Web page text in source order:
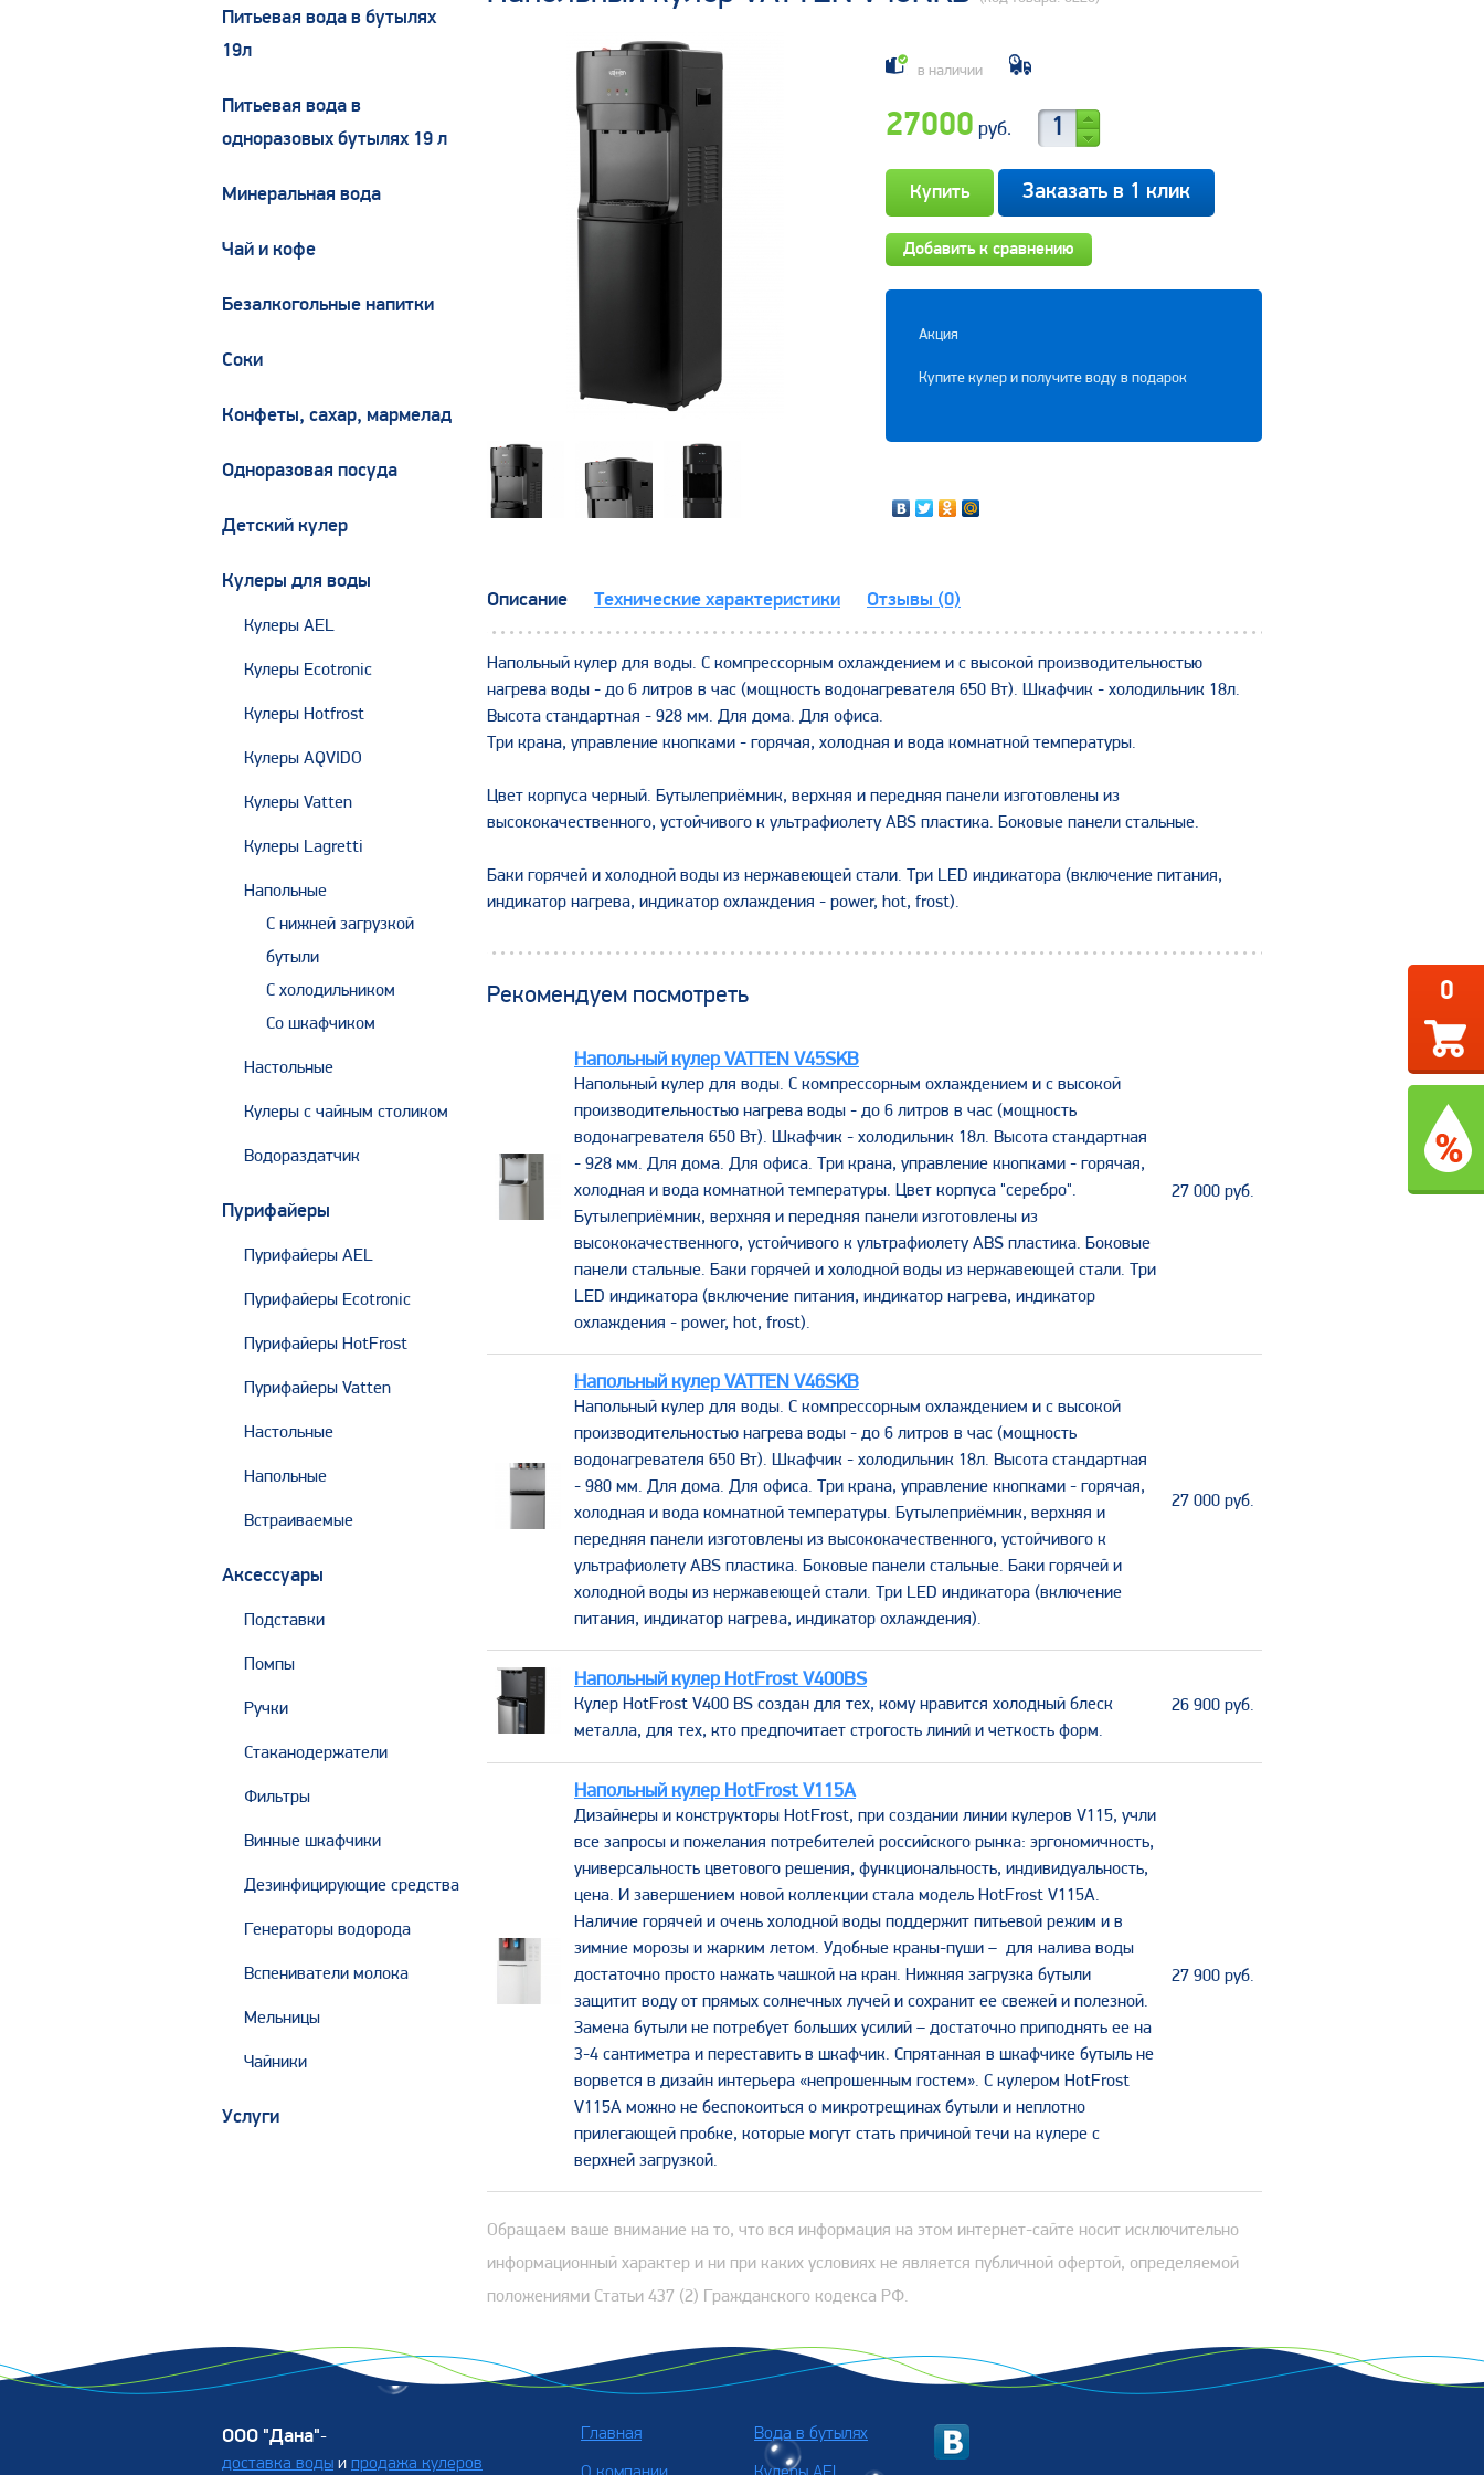
Питьевая вода в бутылях
19л
Питьевая вода в
одноразовых бутылях 19 л
Минеральная вода
Чай и кофе
Безалкогольные напитки
Соки
Конфеты, сахар, мармелад
Одноразовая посуда
Детский кулер
Кулеры для воды
Кулеры AEL
Кулеры Ecotronic
Кулеры Hotfrost
Кулеры AQVIDO
Кулеры Vatten
Кулеры Lagretti
Напольные
С нижней загрузкой
бутыли
С холодильником
Со шкафчиком
Настольные
Кулеры с чайным столиком
Водораздатчик
Пурифайеры
Пурифайеры AEL
Пурифайеры Ecotronic
Пурифайеры HotFrost
Пурифайеры Vatten
Настольные
Напольные
Встраиваемые
Аксессуары
Подставки
Помпы
Ручки
Стаканодержатели
Фильтры
Винные шкафчики
Дезинфицирующие средства
Генераторы водорода
Вспениватели молока
Мельницы
Чайники
Услуги
в наличии
27000 руб.
Заказать в 1 клик
Добавить к сравнению
Акция
Купите кулер и получите воду в подарок
Описание Технические характеристики Отзывы (0)
Напольный кулер для воды. С компрессорным охлаждением и с высокой производительностью
нагрева воды - до 6 литров в час (мощность водонагревателя 650 Вт). Шкафчик - холодильник 18л.
Высота стандартная - 928 мм. Для дома. Для офиса.
Три крана, управление кнопками - горячая, холодная и вода комнатной температуры.
Цвет корпуса черный. Бутылеприёмник, верхняя и передняя панели изготовлены из
высококачественного, устойчивого к ультрафиолету ABS пластика. Боковые панели стальные.
Баки горячей и холодной воды из нержавеющей стали. Три LED индикатора (включение питания,
индикатор нагрева, индикатор охлаждения - power, hot, frost).
Рекомендуем посмотреть
Напольный кулер VATTEN V45SKB
Напольный кулер для воды. С компрессорным охлаждением и с высокой
производительностью нагрева воды - до 6 литров в час (мощность
водонагревателя 650 Вт). Шкафчик - холодильник 18л. Высота стандартная
- 928 мм. Для дома. Для офиса. Три крана, управление кнопками - горячая,
холодная и вода комнатной температуры. Цвет корпуса "серебро".
Бутылеприёмник, верхняя и передняя панели изготовлены из
высококачественного, устойчивого к ультрафиолету ABS пластика. Боковые
панели стальные. Баки горячей и холодной воды из нержавеющей стали. Три
LED индикатора (включение питания, индикатор нагрева, индикатор
охлаждения - power, hot, frost).
27 000 руб.
Напольный кулер VATTEN V46SKB
Напольный кулер для воды. С компрессорным охлаждением и с высокой
производительностью нагрева воды - до 6 литров в час (мощность
водонагревателя 650 Вт). Шкафчик - холодильник 18л. Высота стандартная
- 980 мм. Для дома. Для офиса. Три крана, управление кнопками - горячая,
холодная и вода комнатной температуры. Бутылеприёмник, верхняя и
передняя панели изготовлены из высококачественного, устойчивого к
ультрафиолету ABS пластика. Боковые панели стальные. Баки горячей и
холодной воды из нержавеющей стали. Три LED индикатора (включение
питания, индикатор нагрева, индикатор охлаждения).
27 000 руб.
Напольный кулер HotFrost V400BS
​Кулер HotFrost V400 BS создан для тех, кому нравится холодный блеск
металла, для тех, кто предпочитает строгость линий и четкость форм.
26 900 руб.
Напольный кулер HotFrost V115A
Дизайнеры и конструкторы HotFrost, при создании линии кулеров V115, учли
все запросы и пожелания потребителей российского рынка: эргономичность,
универсальность цветового решения, функциональность, индивидуальность,
цена. И завершением новой коллекции стала модель HotFrost V115А.
Наличие горячей и очень холодной воды поддержит питьевой режим и в
зимние морозы и жарким летом. Удобные краны-пуши – для налива воды
достаточно просто нажать чашкой на кран. Нижняя загрузка бутыли
защитит воду от прямых солнечных лучей и сохранит ее свежей и полезной.
Замена бутыли не потребует больших усилий – достаточно приподнять ее на
3-4 сантиметра и переставить в шкафчик. Спрятанная в шкафчике бутыль не
ворвется в дизайн интерьера «непрошенным гостем». С кулером HotFrost
V115A можно не беспокоиться о микротрещинах бутыли и неплотно
прилегающей пробке, которые могут стать причиной течи на кулере с
верхней загрузкой.
27 900 руб.
Обращаем ваше внимание на то, что вся информация на этом интернет-сайте носит исключительно
информационный характер и ни при каких условиях не является публичной офертой, определяемой
положениями Статьи 437 (2) Гражданского кодекса РФ.
ООО "Дана"-
доставка воды и продажа кулеров
Главная Вода в бутылях
0